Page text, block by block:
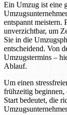
Ein Umzug ist eine
entspannt meistern.
unverzichtbar, um
Sie in die
entscheidend. Von
Umzugstermins –
Ablauf.
Um einen
frühzeitig beginnen,
Start bedeutet, die